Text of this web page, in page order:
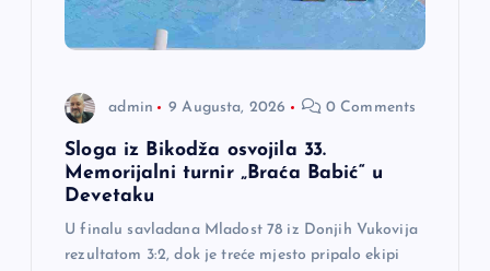
admin 9 Augusta, 2026 0 Comments
Sloga iz Bikodža osvojila 33.
Memorijalni turnir „Braća Babić“ u
Devetaku
U finalu savladana Mladost 78 iz Donjih Vukovija
rezultatom 3:2, dok je treće mjesto pripalo ekipi